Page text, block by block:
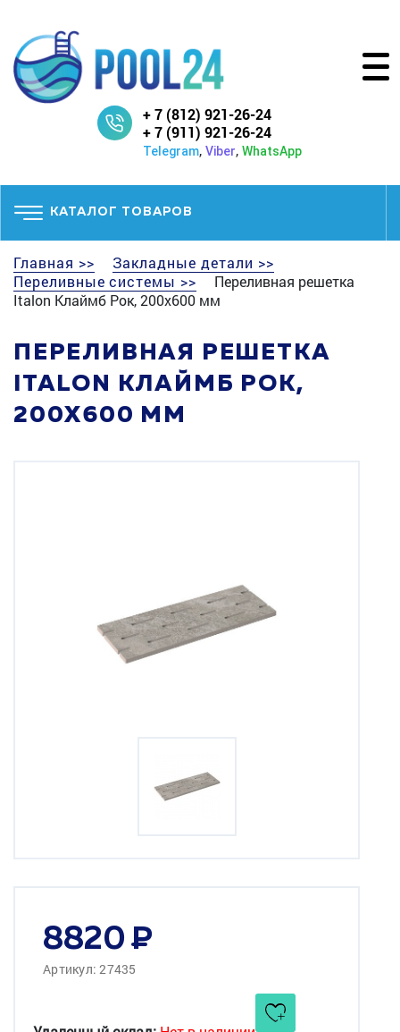
+ 7 (812) 921-26-24
+ 7 (911) 921-26-24
Telegram, Viber, WhatsApp
КАТАЛОГ ТОВАРОВ
Главная >>
Закладные детали >>
Переливные системы >>
Переливная решетка
Italon Клаймб Рок, 200х600 мм
ПЕРЕЛИВНАЯ РЕШЕТКА
ITALON КЛАЙМБ РОК,
200Х600 ММ
8820
Артикул: 27435